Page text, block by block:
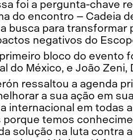
foi a pergunta-chave
do encontro – Cadeia
busca para transformar
negativos do
bloco do evento
do México, e João
ressaltou a agenda
a sua ação em
internacional em todas
porque temos
solução na luta contra